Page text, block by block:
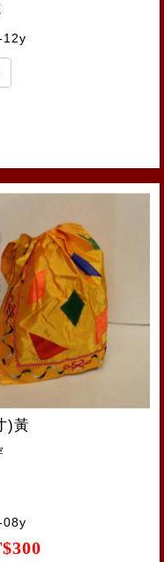
12y
)黃
08y